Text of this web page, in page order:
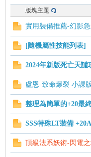
版塊主題
實用裝備推薦-幻影
[隨機屬性技能列表]
2024年新版死亡天譴
盧恩-致命爆裂 小課
整理為簡單的+20最
SSS特殊LT裝備
頂級法系妖術-閃電